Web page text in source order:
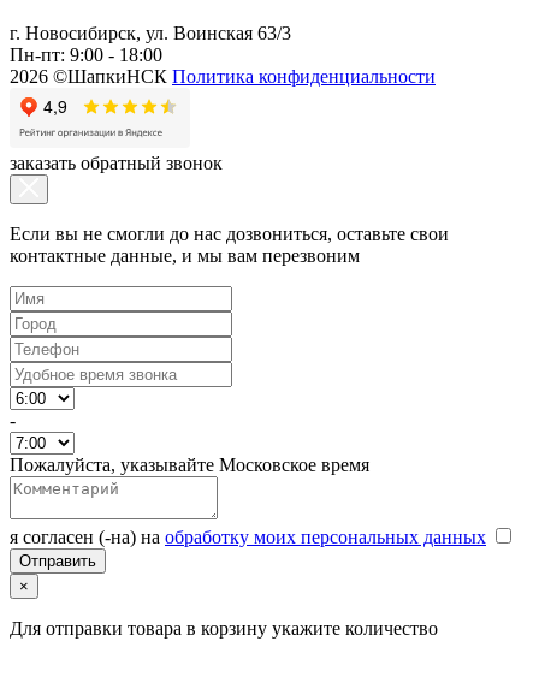
г. Новосибирск, ул. Воинская 63/3
Пн-пт: 9:00 - 18:00
2026 ©ШапкиНСК Политика конфиденциальности
заказать обратный звонок
Если вы не смогли до нас дозвониться, оставьте свои
контактные данные, и мы вам перезвоним
-
Пожалуйста, указывайте Московское время
я согласен (-на) на обработку моих персональных данных
×
Для отправки товара в корзину укажите количество